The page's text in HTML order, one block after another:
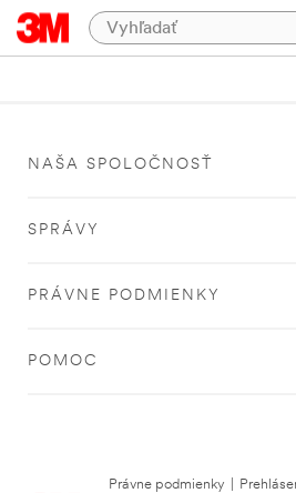
NAŠA SPOLOČNOSŤ
SPRÁVY
PRÁVNE PODMIENKY
POMOC
Právne podmienky